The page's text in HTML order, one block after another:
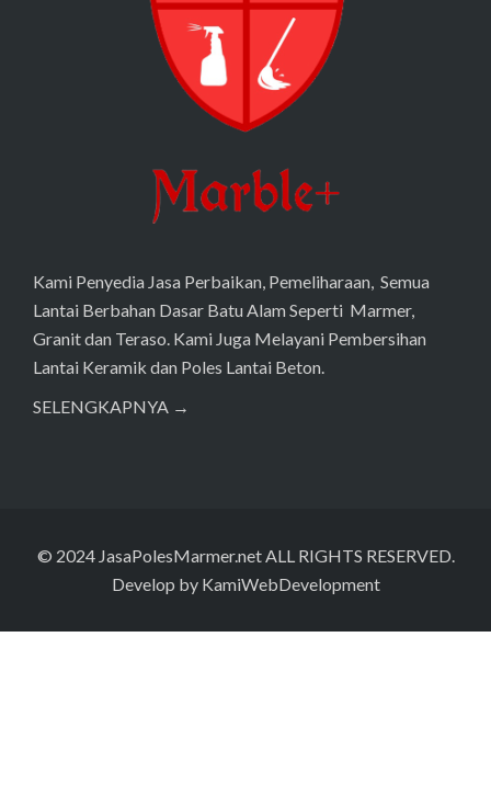
Kami Penyedia Jasa Perbaikan, Pemeliharaan, Semua
Lantai Berbahan Dasar Batu Alam Seperti Marmer,
Granit dan Teraso. Kami Juga Melayani Pembersihan
Lantai Keramik dan Poles Lantai Beton.
SELENGKAPNYA →
© 2024 JasaPolesMarmer.netALL RIGHTS RESERVED.
Develop by KamiWebDevelopment